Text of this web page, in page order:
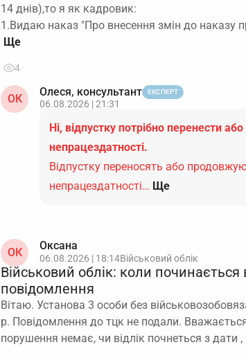
14 днів),то я як кадровик:
1.Видаю наказ "Про внесення змін до наказу
4
ОК
Олеся, консультант ЕКСПЕРТ
06.08.2026 | 21:31
Ні, відпустку потрібно перенести
непрацездатності.
Відпустку переносять або
непрацездатності… Ще
ОК
Оксана
06.08.2026 | 18:14Військовий облік
Військовий облік: коли починається
повідомлення
Вітаю. Установа 3 особи без
р. Повідомлення до тцк не подали.
порушення немає, чи відлік почнеться з дати